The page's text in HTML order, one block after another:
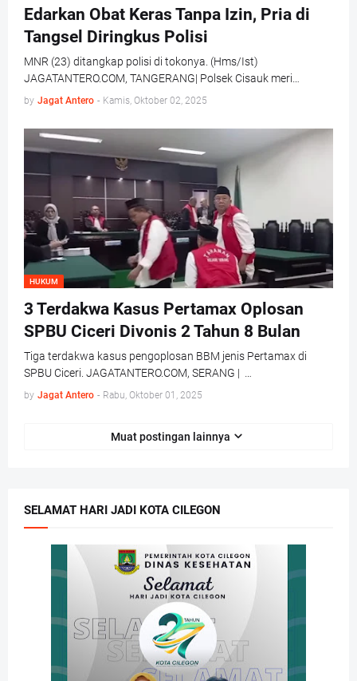
Edarkan Obat Keras Tanpa Izin, Pria di
Tangsel Diringkus Polisi
MNR (23) ditangkap polisi di tokonya. (Hms/Ist)
JAGATANTERO.COM, TANGERANG| Polsek Cisauk meri…
by Jagat Antero - Kamis, Oktober 02, 2025
HUKUM
3 Terdakwa Kasus Pertamax Oplosan
SPBU Ciceri Divonis 2 Tahun 8 Bulan
Tiga terdakwa kasus pengoplosan BBM jenis Pertamax di
SPBU Ciceri. JAGATANTERO.COM, SERANG | …
by Jagat Antero - Rabu, Oktober 01, 2025
Muat postingan lainnya
SELAMAT HARI JADI KOTA CILEGON